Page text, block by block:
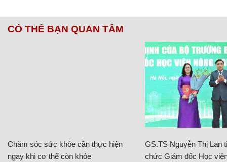
CÓ THỂ BẠN QUAN TÂM
Chăm sóc sức khỏe cần thực hiện
ngay khi cơ thể còn khỏe
GS.TS Nguyễn Thị Lan
chức Giám đốc Học